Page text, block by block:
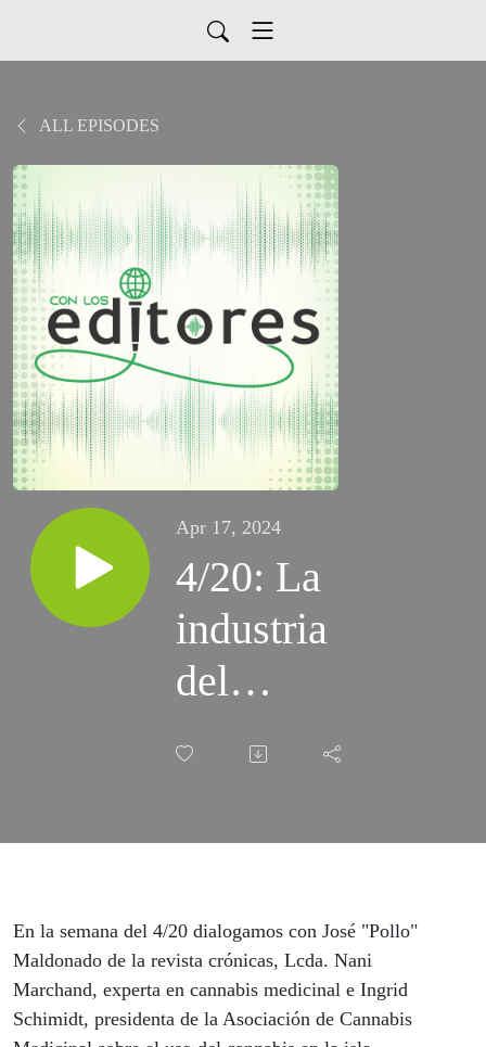
ALL EPISODES
Apr 17, 2024
4/20: La
industria
del
cannabis
en Puerto
¿Por qué
hay más
En la semana del 4/20 dialogamos con José "Pollo"
Maldonado de la revista crónicas, Lcda. Nani
Marchand, experta en cannabis medicinal e Ingrid
Schimidt, presidenta de la Asociación de Cannabis